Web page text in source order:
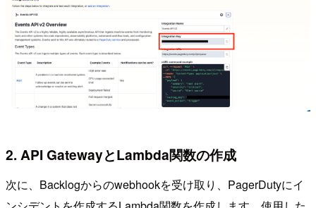
2. API GatewayとLambda関数の作成
次に、Backlogからのwebhookを受け取り、PagerDutyにイ